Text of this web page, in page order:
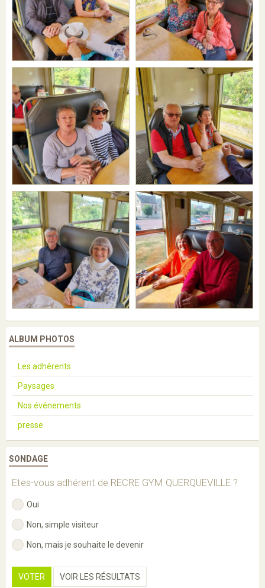
ALBUM PHOTOS
Les adhérents
Paysages
Nos événements
presse
SONDAGE
Etes-vous adhérent de RECRE GYM QUERQUEVILLE ?
Oui
Non, simple visiteur
Non, mais je souhaite le devenir
VOTER VOIR LES RÉSULTATS